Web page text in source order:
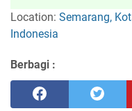
Location: Semarang,
Indonesia
Berbagi :